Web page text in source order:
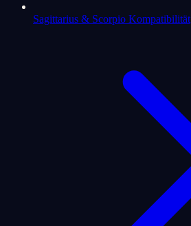
Sagittarius & Scorpio Kompatibilität